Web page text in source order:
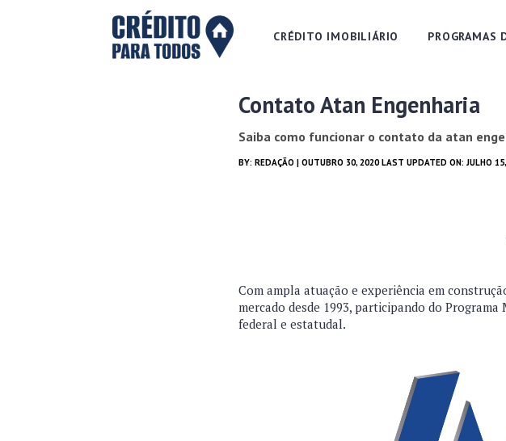
CRÉDITO IMOBILIÁRIO PROGRAMAS
Contato Atan Engenharia
Saiba como funcionar o contato da atan
BY: REDAÇÃO | OUTUBRO 30, 2020 LAST UPDATED ON: JULHO
Com ampla atuação e experiência em
mercado desde 1993, participando do
federal e estatudal.